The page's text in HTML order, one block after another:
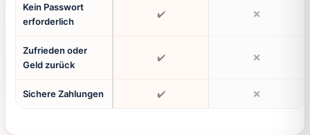
Kein Passwort
erforderlich
✔️ ❌
Zufrieden oder
Geld zurück
✔️ ❌
Sichere Zahlungen ✔️ ❌